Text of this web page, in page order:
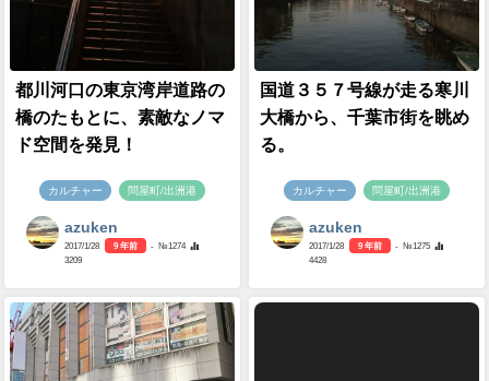
都川河口の東京湾岸道路の
橋のたもとに、素敵なノマ
ド空間を発見！
カルチャー 問屋町/出洲港
azuken
2017/1/28 9 年前
- №1274
3209
国道３５７号線が走る寒川
大橋から、千葉市街を眺め
る。
カルチャー 問屋町/出洲港
azuken
2017/1/28 9 年前
- №1275
4428